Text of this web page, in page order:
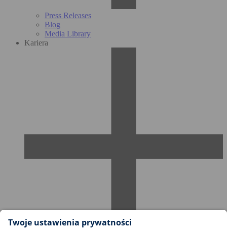
Press Releases
Blog
Media Library
Kariera